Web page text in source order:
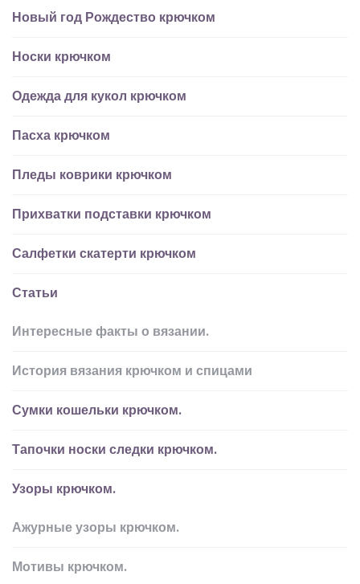
Новый год Рождество крючком
Носки крючком
Одежда для кукол крючком
Пасха крючком
Пледы коврики крючком
Прихватки подставки крючком
Салфетки скатерти крючком
Статьи
Интересные факты о вязании.
История вязания крючком и спицами
Сумки кошельки крючком.
Тапочки носки следки крючком.
Узоры крючком.
Ажурные узоры крючком.
Мотивы крючком.